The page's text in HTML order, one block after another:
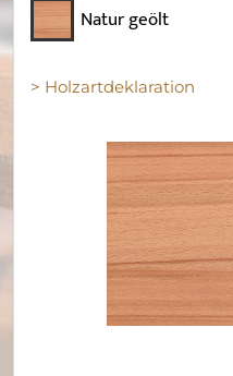
Natur geölt
> Holzartdeklaration